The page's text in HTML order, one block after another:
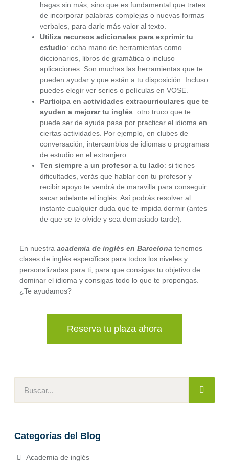
hagas sin más, sino que es fundamental que trates
de incorporar palabras complejas o nuevas formas
verbales, para darle más valor al texto.
Utiliza recursos adicionales para exprimir tu
estudio: echa mano de herramientas como
diccionarios, libros de gramática o incluso
aplicaciones. Son muchas las herramientas que te
pueden ayudar y que están a tu disposición. Incluso
puedes elegir ver series o películas en VOSE.
Participa en actividades extracurriculares que te
ayuden a mejorar tu inglés: otro truco que te
puede ser de ayuda pasa por practicar el idioma en
ciertas actividades. Por ejemplo, en clubes de
conversación, intercambios de idiomas o programas
de estudio en el extranjero.
Ten siempre a un profesor a tu lado: si tienes
dificultades, verás que hablar con tu profesor y
recibir apoyo te vendrá de maravilla para conseguir
sacar adelante el inglés. Así podrás resolver al
instante cualquier duda que te impida dormir (antes
de que se te olvide y sea demasiado tarde).
En nuestra academia de inglés en Barcelona tenemos
clases de inglés específicas para todos los niveles y
personalizadas para ti, para que consigas tu objetivo de
dominar el idioma y consigas todo lo que te propongas.
¿Te ayudamos?
Reserva tu plaza ahora
Categorías del Blog
Academia de inglés